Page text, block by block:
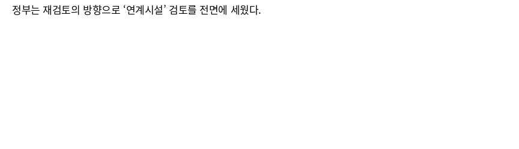
정부는 재검토의 방향으로 ‘연계시설’ 검토를 전면에 세웠다.